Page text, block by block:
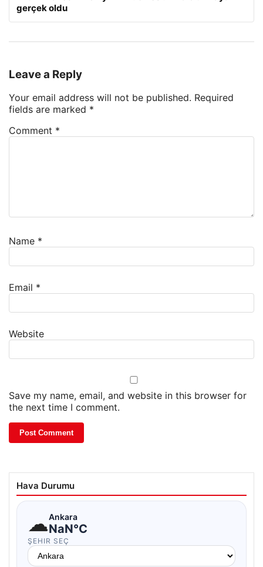
gerçek oldu
Leave a Reply
Your email address will not be published. Required
fields are marked *
Comment *
Name *
Email *
Website
Save my name, email, and website in this browser for
the next time I comment.
Hava Durumu
☁Ankara
NaN°C
ŞEHIR SEÇ